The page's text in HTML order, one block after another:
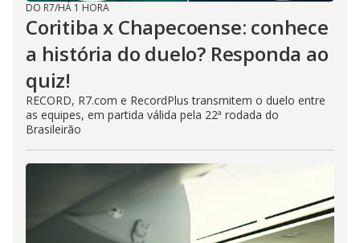
DO R7/HÁ 1 HORA
Coritiba x Chapecoense: conhece
a história do duelo? Responda ao
quiz!
RECORD, R7.com e RecordPlus transmitem o duelo entre
as equipes, em partida válida pela 22ª rodada do
Brasileirão